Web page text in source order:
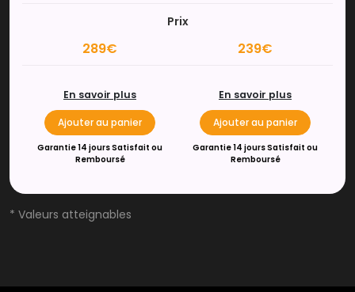
Prix
289€ 239€
En savoir plus
Ajouter au panier
Garantie 14 jours Satisfait ou
Remboursé
En savoir plus
Ajouter au panier
Garantie 14 jours Satisfait ou
Remboursé
* Valeurs atteignables